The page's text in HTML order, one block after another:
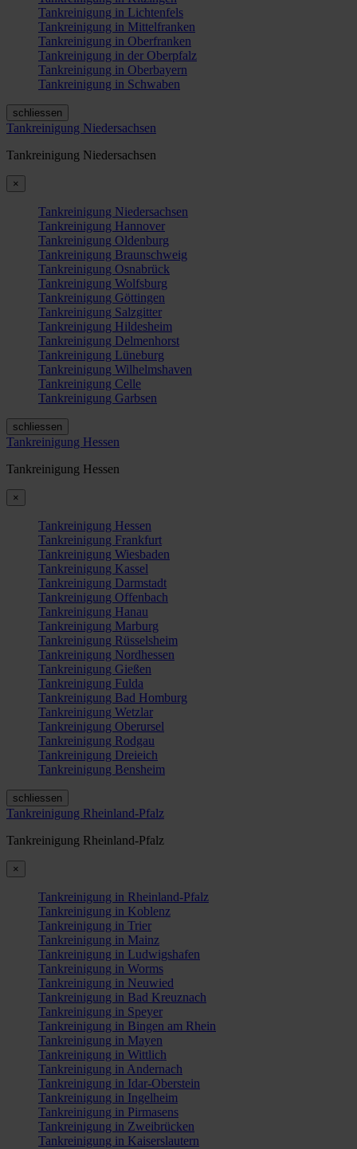
Tankreinigung in Lichtenfels
Tankreinigung in Mittelfranken
Tankreinigung in Oberfranken
Tankreinigung in der Oberpfalz
Tankreinigung in Oberbayern
Tankreinigung in Schwaben
schliessen
Tankreinigung Niedersachsen
Tankreinigung Niedersachsen
×
Tankreinigung Niedersachsen
Tankreinigung Hannover
Tankreinigung Oldenburg
Tankreinigung Braunschweig
Tankreinigung Osnabrück
Tankreinigung Wolfsburg
Tankreinigung Göttingen
Tankreinigung Salzgitter
Tankreinigung Hildesheim
Tankreinigung Delmenhorst
Tankreinigung Lüneburg
Tankreinigung Wilhelmshaven
Tankreinigung Celle
Tankreinigung Garbsen
schliessen
Tankreinigung Hessen
Tankreinigung Hessen
×
Tankreinigung Hessen
Tankreinigung Frankfurt
Tankreinigung Wiesbaden
Tankreinigung Kassel
Tankreinigung Darmstadt
Tankreinigung Offenbach
Tankreinigung Hanau
Tankreinigung Marburg
Tankreinigung Rüsselsheim
Tankreinigung Nordhessen
Tankreinigung Gießen
Tankreinigung Fulda
Tankreinigung Bad Homburg
Tankreinigung Wetzlar
Tankreinigung Oberursel
Tankreinigung Rodgau
Tankreinigung Dreieich
Tankreinigung Bensheim
schliessen
Tankreinigung Rheinland-Pfalz
Tankreinigung Rheinland-Pfalz
×
Tankreinigung in Rheinland-Pfalz
Tankreinigung in Koblenz
Tankreinigung in Trier
Tankreinigung in Mainz
Tankreinigung in Ludwigshafen
Tankreinigung in Worms
Tankreinigung in Neuwied
Tankreinigung in Bad Kreuznach
Tankreinigung in Speyer
Tankreinigung in Bingen am Rhein
Tankreinigung in Mayen
Tankreinigung in Wittlich
Tankreinigung in Andernach
Tankreinigung in Idar-Oberstein
Tankreinigung in Ingelheim
Tankreinigung in Pirmasens
Tankreinigung in Zweibrücken
Tankreinigung in Kaiserslautern